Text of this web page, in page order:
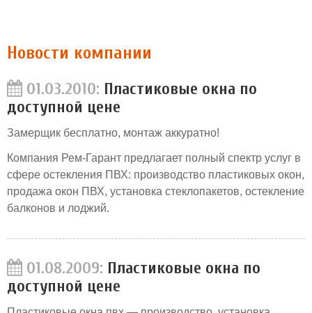
Новости компании
01.03.2010: Пластиковые окна по
доступной цене
Замерщик бесплатно, монтаж аккуратно!
Компания Рем-Гарант предлагает полный спектр услуг в
сфере остекления ПВХ: производство пластиковых окон,
продажа окон ПВХ, установка стеклопакетов, остекление
балконов и лоджий.
01.08.2009: Пластиковые окна по
доступной цене